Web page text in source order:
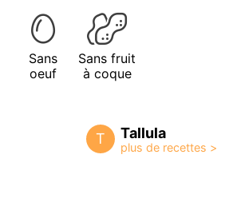
Sans
oeuf
Sans fruit
à coque
T Tallula